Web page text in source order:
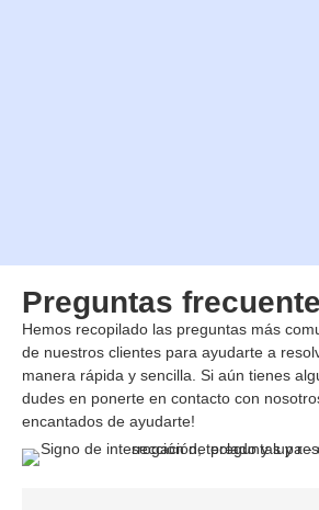
Preguntas
Hemos recopilado las preguntas más
de nuestros clientes para ayudarte a
manera rápida y sencilla. Si aún tienes
dudes en ponerte en contacto con
encantados de ayudarte!